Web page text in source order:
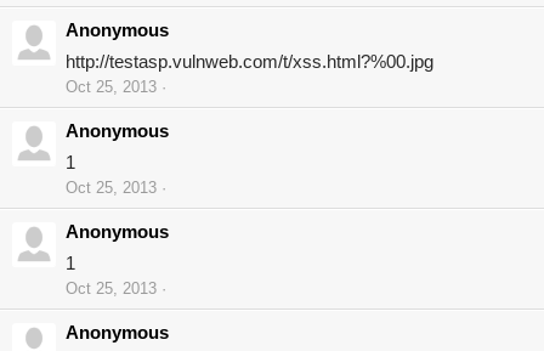
Anonymous
http://testasp.vulnweb.com/t/xss.html?%00.jpg
Oct 25, 2013
Anonymous
1
Oct 25, 2013
Anonymous
1
Oct 25, 2013
Anonymous